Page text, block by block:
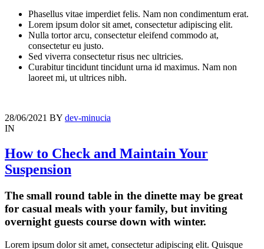
Phasellus vitae imperdiet felis. Nam non condimentum erat.
Lorem ipsum dolor sit amet, consectetur adipiscing elit.
Nulla tortor arcu, consectetur eleifend commodo at,
consectetur eu justo.
Sed viverra consectetur risus nec ultricies.
Curabitur tincidunt tincidunt urna id maximus. Nam non
laoreet mi, ut ultrices nibh.
28/06/2021 BY dev-minucia
IN
How to Check and Maintain Your
Suspension
The small round table in the dinette may be great
for casual meals with your family, but inviting
overnight guests course down with winter.
Lorem ipsum dolor sit amet, consectetur adipiscing elit. Quisque